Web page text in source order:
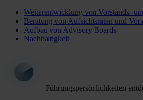
Weiterentwicklung von Vorstands-
Beratung von Aufsichtsräten und
Aufbau von Advisory Boards
Nachhaltigkeit
Führungspersönlichkeiten